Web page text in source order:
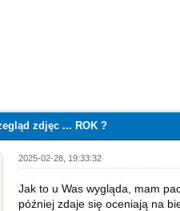
zdjęc ... ROK ?
2025-02-28, 19:33:32
Jak to u Was wygląda, mam
później zdaje się oceniają na